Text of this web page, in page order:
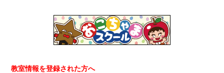
教室情報を登録された方へ